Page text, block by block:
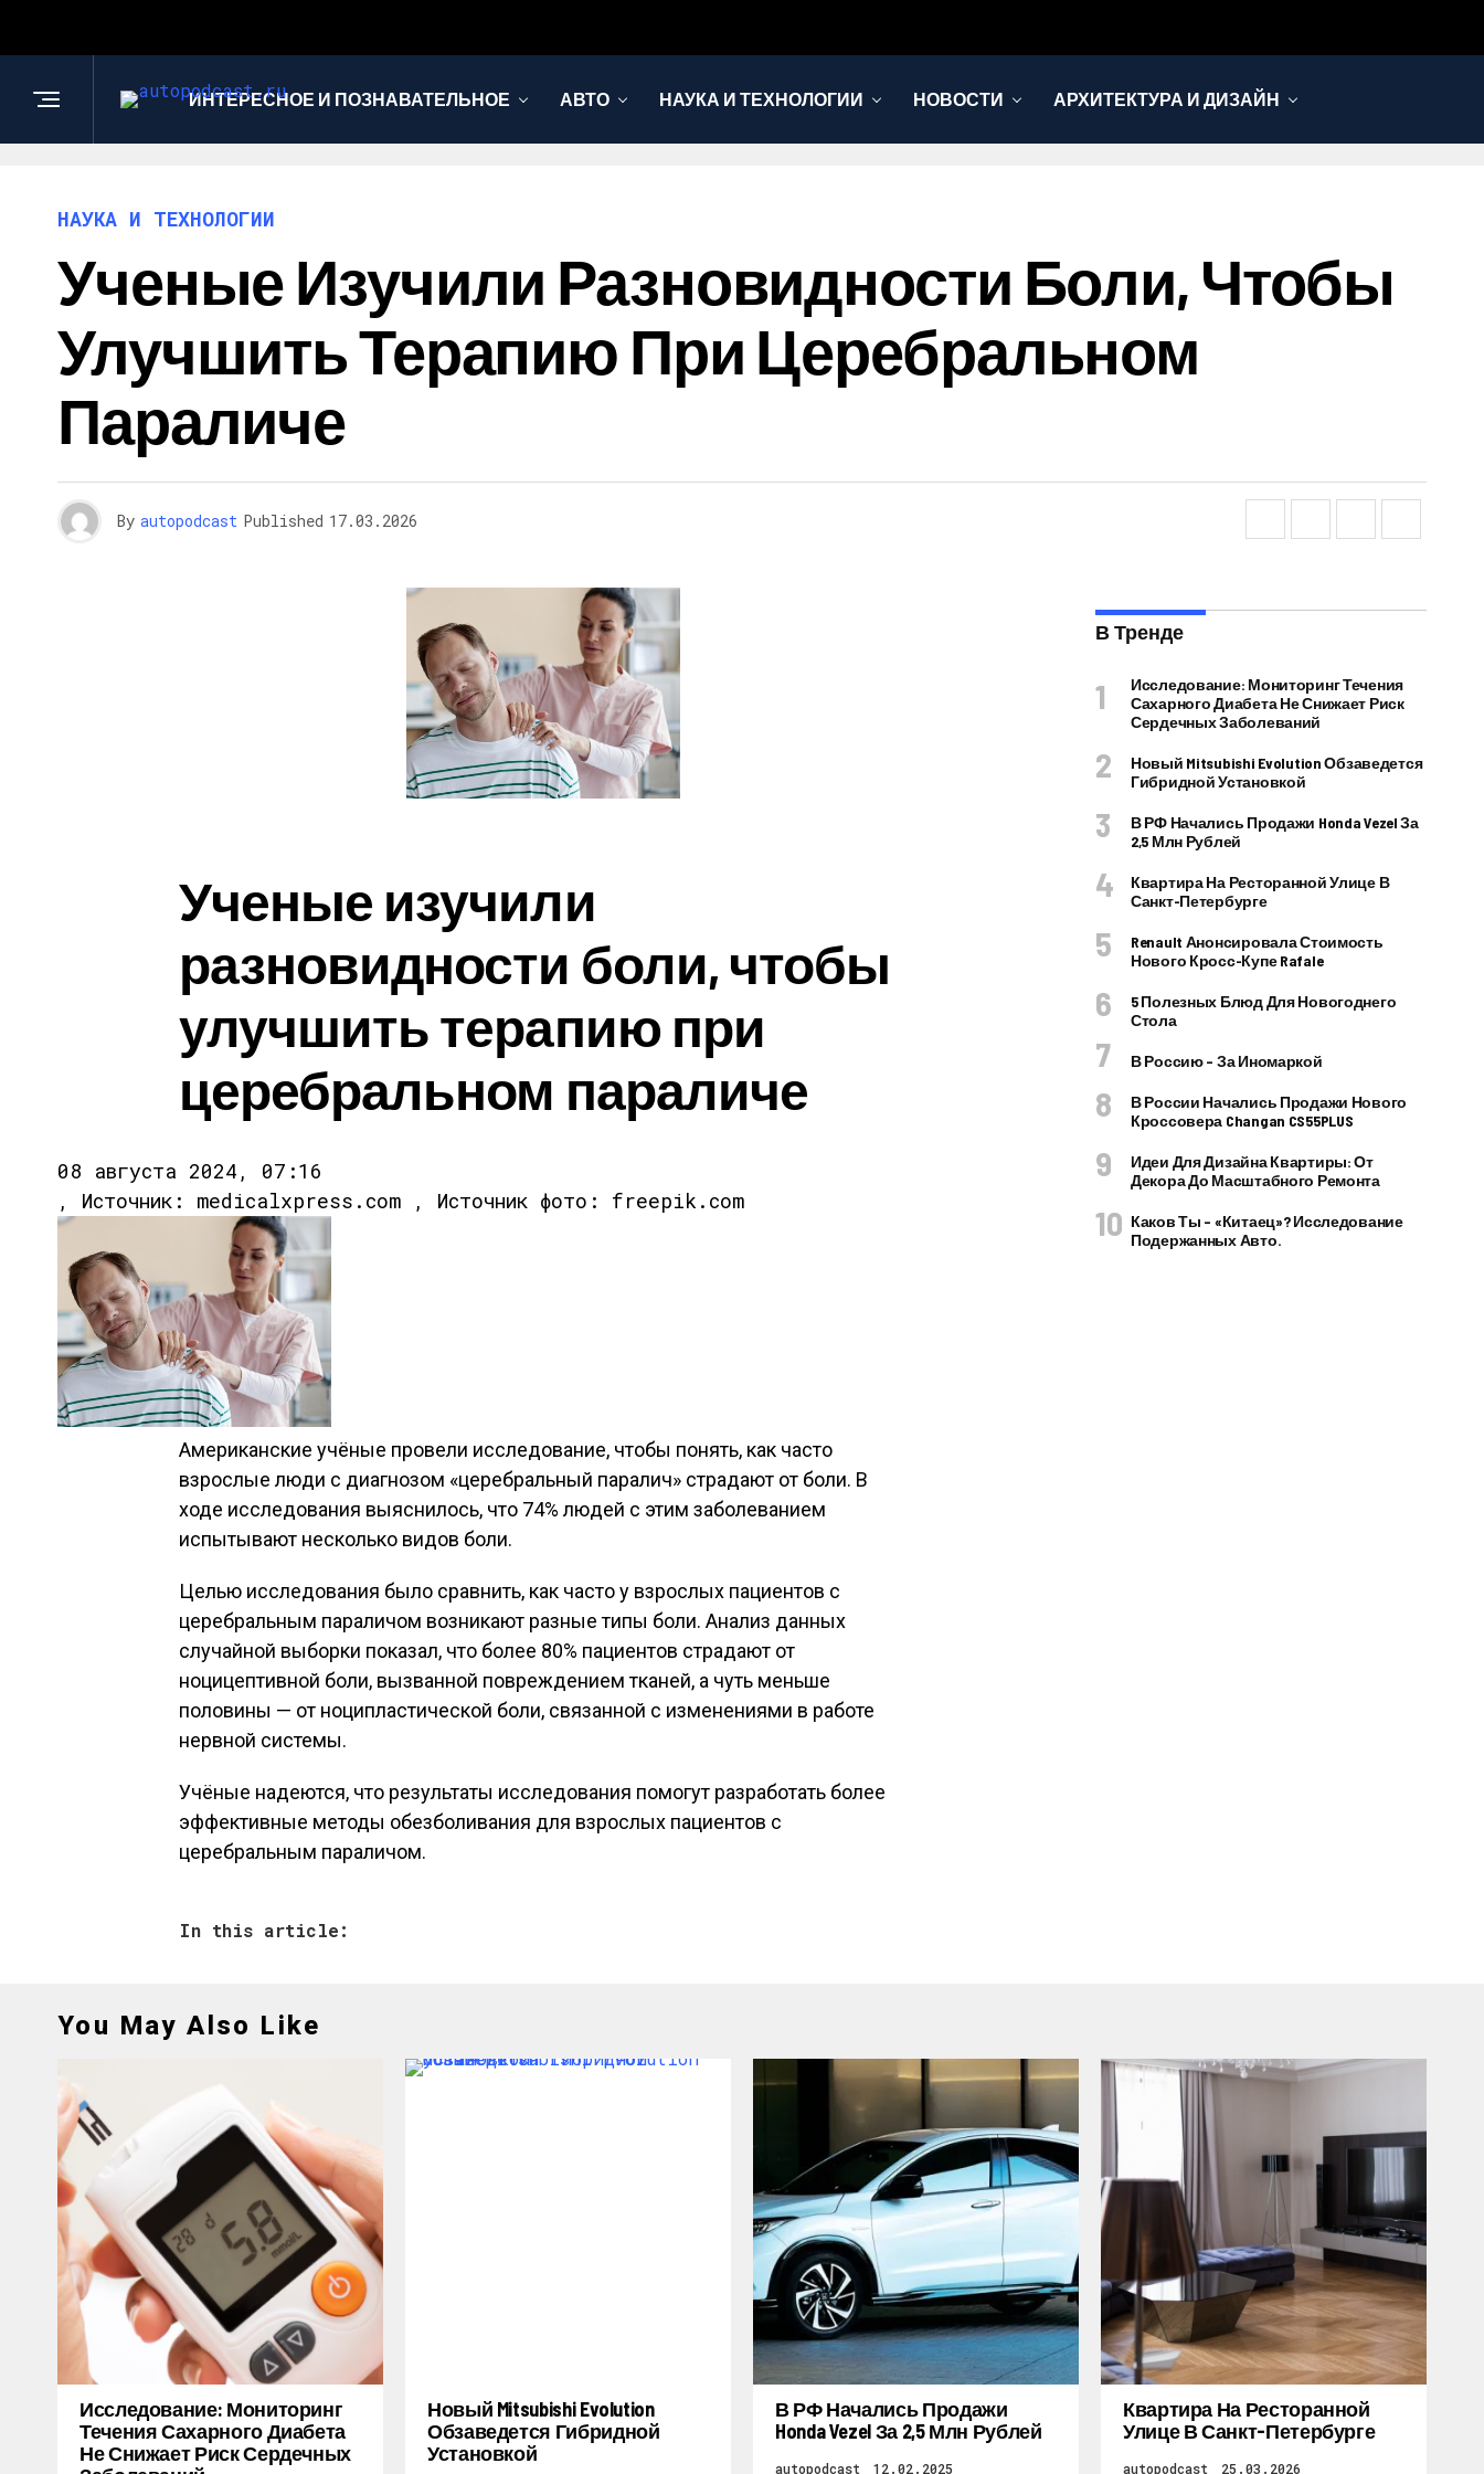
ИНТЕРЕСНОЕ И ПОЗНАВАТЕЛЬНОЕ АВТО НАУКА И ТЕХНОЛОГИИ НОВОСТИ АРХИТЕКТУРА И ДИЗАЙН
НАУКА И ТЕХНОЛОГИИ
Ученые Изучили Разновидности Боли, Чтобы
Улучшить Терапию При Церебральном
Параличе
By autopodcast Published 17.03.2026
Ученые изучили
разновидности боли, чтобы
улучшить терапию при
церебральном параличе
08 августа 2024, 07:16
, Источник: medicalxpress.com , Источник фото: freepik.com
Американские учёные провели исследование, чтобы понять, как часто
взрослые люди с диагнозом «церебральный паралич» страдают от боли. В
ходе исследования выяснилось, что 74% людей с этим заболеванием
испытывают несколько видов боли.
Целью исследования было сравнить, как часто у взрослых пациентов с
церебральным параличом возникают разные типы боли. Анализ данных
случайной выборки показал, что более 80% пациентов страдают от
ноцицептивной боли, вызванной повреждением тканей, а чуть меньше
половины — от ноципластической боли, связанной с изменениями в работе
нервной системы.
Учёные надеются, что результаты исследования помогут разработать более
эффективные методы обезболивания для взрослых пациентов с
церебральным параличом.
In this article:
В Тренде
Исследование: Мониторинг Течения
Сахарного Диабета Не Снижает Риск
Сердечных Заболеваний
Новый Mitsubishi Evolution Обзаведется
Гибридной Установкой
В РФ Начались Продажи Honda Vezel За
2,5 Млн Рублей
Квартира На Ресторанной Улице В
Санкт-Петербурге
Renault Анонсировала Стоимость
Нового Кросс-Купе Rafale
5 Полезных Блюд Для Новогоднего
Стола
В Россию – За Иномаркой
В России Начались Продажи Нового
Кроссовера Changan CS55PLUS
Идеи Для Дизайна Квартиры: От
Декора До Масштабного Ремонта
Каков Ты – «китаец»? Исследование
Подержанных Авто.
You May Also Like
Исследование: Мониторинг
Течения Сахарного Диабета
Не Снижает Риск Сердечных
Новый Mitsubishi Evolution
Обзаведется Гибридной
Установкой
В РФ Начались Продажи
Honda Vezel За 2,5 Млн Рублей
autopodcast 12.02.2025
Квартира На Ресторанной
Улице В Санкт-Петербурге
autopodcast 25.03.2026